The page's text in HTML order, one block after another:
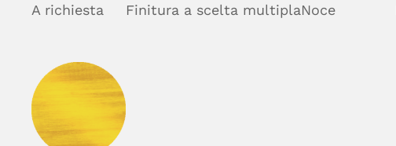
A richiesta Finitura a scelta multiplaNoce